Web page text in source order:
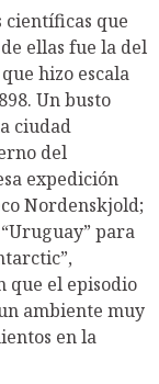
científicas que
ellas fue la del
hizo escala
Un busto
ciudad
del
expedición
Nordenskjold;
para
que el episodio
ambiente muy
en la